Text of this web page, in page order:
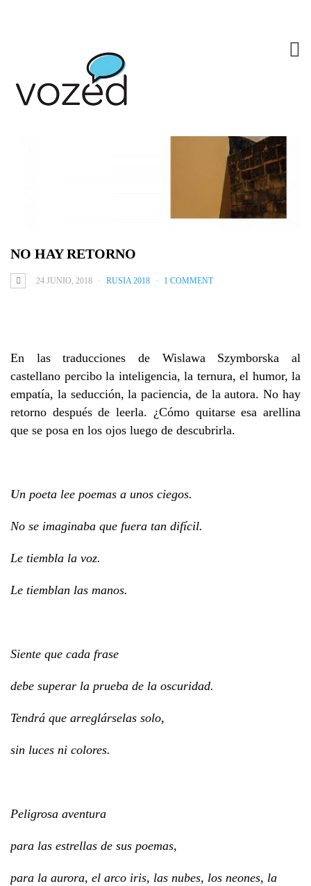
NO HAY RETORNO
24 JUNIO, 2018 RUSIA 2018 1 COMMENT
En las traducciones de Wislawa Szymborska al
castellano percibo la inteligencia, la ternura, el humor, la
empatía, la seducción, la paciencia, de la autora. No hay
retorno después de leerla. ¿Cómo quitarse esa arellina
que se posa en los ojos luego de descubrirla.
Un poeta lee poemas a unos ciegos.
No se imaginaba que fuera tan difícil.
Le tiembla la voz.
Le tiemblan las manos.
Siente que cada frase
debe superar la prueba de la oscuridad.
Tendrá que arreglárselas solo,
sin luces ni colores.
Peligrosa aventura
para las estrellas de sus poemas,
para la aurora, el arco iris, las nubes, los neones, la